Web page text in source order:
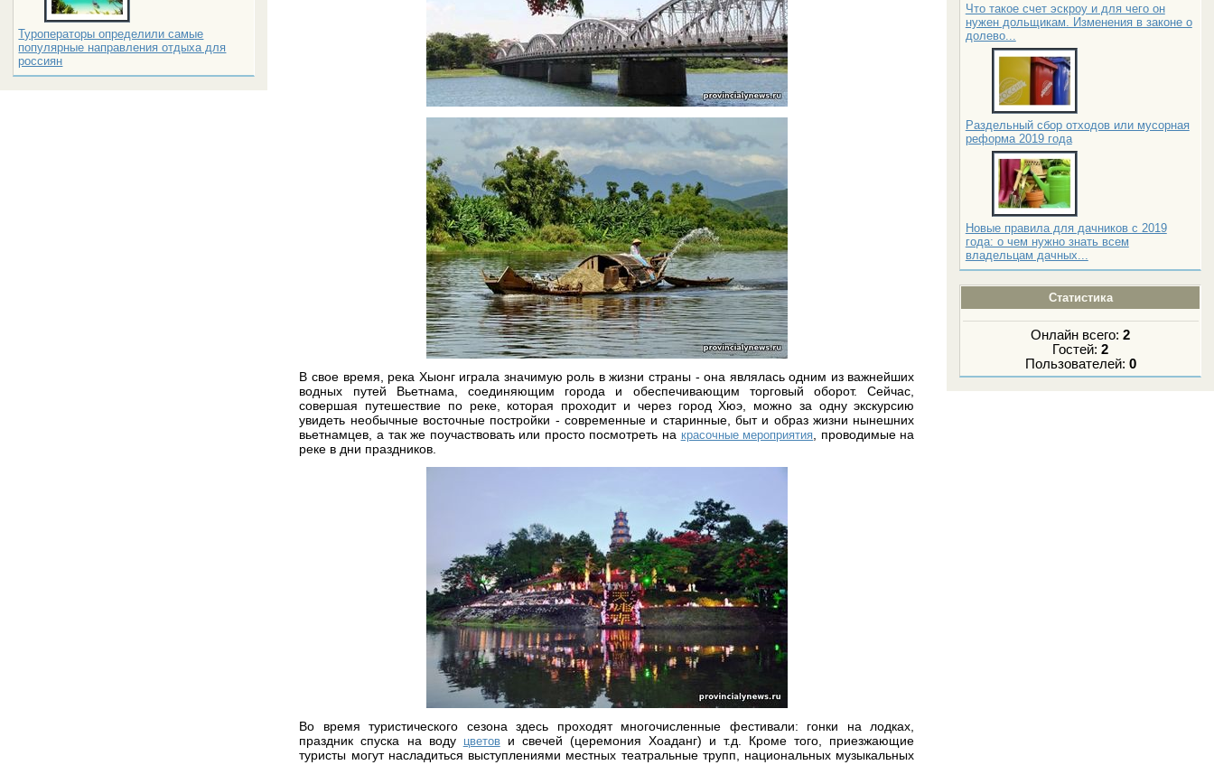
Туроператоры определили самые
популярные направления отдыха для
россиян
Что такое счет эскроу и для чего он
нужен дольщикам. Изменения в законе о
долево...
Раздельный сбор отходов или мусорная
реформа 2019 года
Новые правила для дачников с 2019
года: о чем нужно знать всем
владельцам дачных...
Статистика
Онлайн всего:2
Гостей:2
Пользователей: 0
В свое время, река Хыонг играла значимую роль в жизни страны - она являлась одним из важнейших
водных путей Вьетнама, соединяющим города и обеспечивающим торговый оборот. Сейчас,
совершая путешествие по реке, которая проходит и через город Хюэ, можно за одну экскурсию
увидеть необычные восточные постройки - современные и старинные, быт и образ жизни нынешних
вьетнамцев, а так же поучаствовать или просто посмотреть на красочные мероприятия , проводимые на
реке в дни праздников.
Во время туристического сезона здесь проходят многочисленные фестивали: гонки на лодках,
праздник спуска на воду цветови свечей (церемония Хоаданг) и т.д. Кроме того, приезжающие
туристы могут насладиться выступлениями местных театральные трупп, национальных музыкальных